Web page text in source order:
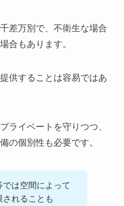
差万別で、不衛生な場合
合もあります。
供することは容易ではあ
ライベートを守りつつ、
の個別性も必要です。
では空間によって
されることも